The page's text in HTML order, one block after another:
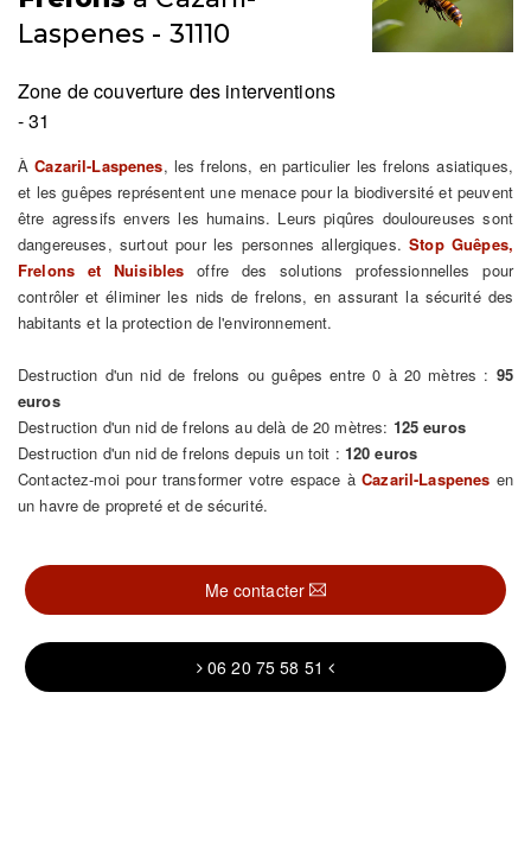
Laspenes - 31110
Zone de couverture des interventions
- 31
ÀCazaril-Laspenes, les frelons, en particulier les frelons asiatiques,
et les guêpes représentent une menace pour la biodiversité et peuvent
être agressifs envers les humains. Leurs piqûres douloureuses sont
dangereuses, surtout pour les personnes allergiques.Stop Guêpes,
Frelons et Nuisibles offre des solutions professionnelles pour
contrôler et éliminer les nids de frelons, en assurant la sécurité des
habitants et la protection de l'environnement.
Destruction d'un nid de frelons ou guêpes entre 0 à 20 mètres : 95
euros
Destruction d'un nid de frelons au delà de 20 mètres: 125 euros
Destruction d'un nid de frelons depuis un toit : 120 euros
Contactez-moi pour transformer votre espace àCazaril-Laspenes en
un havre de propreté et de sécurité.
Me contacter
06 20 75 58 51